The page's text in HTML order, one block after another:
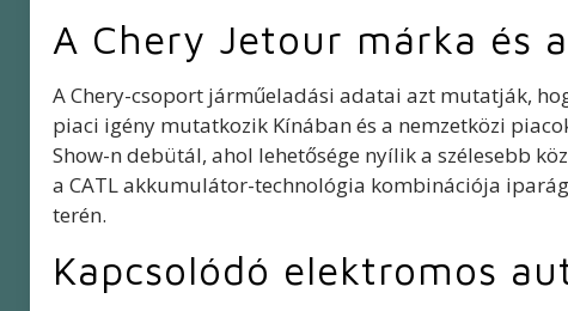
A Chery Jetour márka és
A Chery-csoport járműeladási adatai azt mutatják,
piaci igény mutatkozik Kínában és a nemzetközi
Show-n debütál, ahol lehetősége nyílik a szélesebb
a CATL akkumulátor-technológia kombinációja
terén.
Kapcsolódó elektromos